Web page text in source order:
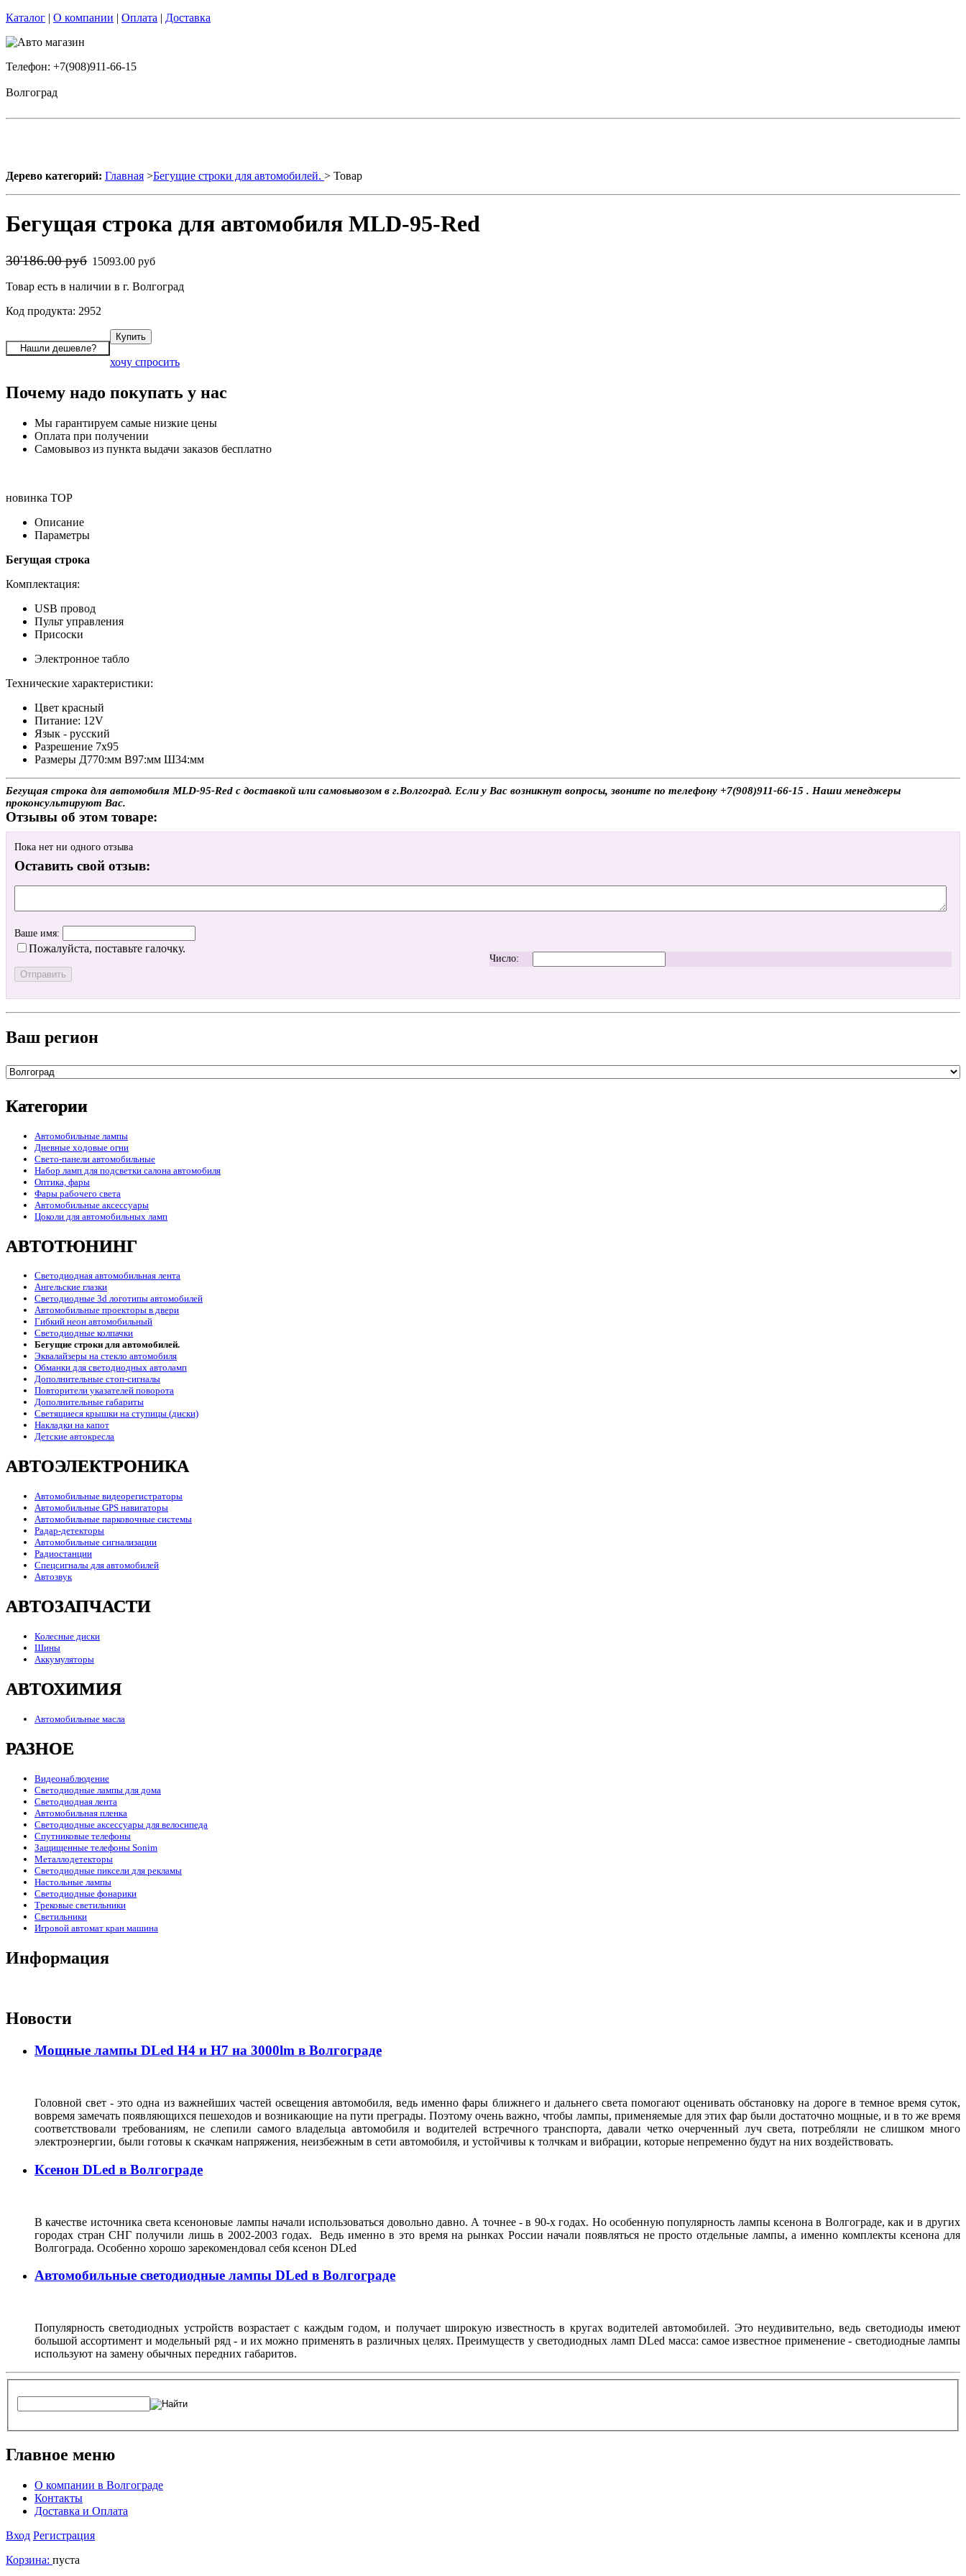
Каталог | О компании | Оплата | Доставка
Телефон: +7(908)911-66-15
Волгоград
Дерево категорий: Главная >Бегущие строки для автомобилей. > Товар
Бегущая строка для автомобиля MLD-95-Red
30'186.00 руб 15093.00 руб
Товар есть в наличии в г. Волгоград
Код продукта: 2952
хочу спросить
Почему надо покупать у нас
Мы гарантируем самые низкие цены
Оплата при получении
Самовывоз из пункта выдачи заказов бесплатно
новинка TOP
Описание
Параметры
Бегущая строка
Комплектация:
USB провод
Пульт управления
Присоски
Электронное табло
Технические характеристики:
Цвет красный
Питание: 12V
Язык - русский
Разрешение 7x95
Размеры Д770:мм В97:мм Ш34:мм
Бегущая строка для автомобиля MLD-95-Red с доставкой или самовывозом в г.Волгоград. Если у Вас возникнут вопросы, звоните по телефону +7(908)911-66-15 . Наши менеджеры
проконсультируют Вас.
Отзывы об этом товаре:
Пока нет ни одного отзыва
Оставить свой отзыв:
Ваше имя:
Пожалуйста, поставьте галочку.
Число:
Ваш регион
Категории
Автомобильные лампы
Дневные ходовые огни
Свето-панели автомобильные
Набор ламп для подсветки салона автомобиля
Оптика, фары
Фары рабочего света
Автомобильные аксессуары
Цоколи для автомобильных ламп
АВТОТЮНИНГ
Светодиодная автомобильная лента
Ангельские глазки
Светодиодные 3d логотипы автомобилей
Автомобильные проекторы в двери
Гибкий неон автомобильный
Светодиодные колпачки
Бегущие строки для автомобилей.
Эквалайзеры на стекло автомобиля
Обманки для светодиодных автоламп
Дополнительные стоп-сигналы
Повторители указателей поворота
Дополнительные габариты
Светящиеся крышки на ступицы (диски)
Накладки на капот
Детские автокресла
АВТОЭЛЕКТРОНИКА
Автомобильные видеорегистраторы
Автомобильные GPS навигаторы
Автомобильные парковочные системы
Радар-детекторы
Автомобильные сигнализации
Радиостанции
Спецсигналы для автомобилей
Автозвук
АВТОЗАПЧАСТИ
Колесные диски
Шины
Аккумуляторы
АВТОХИМИЯ
Автомобильные масла
РАЗНОЕ
Видеонаблюдение
Светодиодные лампы для дома
Светодиодная лента
Автомобильная пленка
Светодиодные аксессуары для велосипеда
Спутниковые телефоны
Защищенные телефоны Sonim
Металлодетекторы
Светодиодные пиксели для рекламы
Настольные лампы
Светодиодные фонарики
Трековые светильники
Светильники
Игровой автомат кран машина
Информация
Новости
Мощные лампы DLed H4 и H7 на 3000lm в Волгограде
Головной свет - это одна из важнейших частей освещения автомобиля, ведь именно фары ближнего и дальнего света помогают оценивать обстановку на дороге в темное время суток,
вовремя замечать появляющихся пешеходов и возникающие на пути преграды. Поэтому очень важно, чтобы лампы, применяемые для этих фар были достаточно мощные, и в то же время
соответствовали требованиям, не слепили самого владельца автомобиля и водителей встречного транспорта, давали четко очерченный луч света, потребляли не слишком много
электроэнергии, были готовы к скачкам напряжения, неизбежным в сети автомобиля, и устойчивы к толчкам и вибрации, которые непременно будут на них воздействовать.
Ксенон DLed в Волгограде
В качестве источника света ксеноновые лампы начали использоваться довольно давно. А точнее - в 90-х годах. Но особенную популярность лампы ксенона в Волгограде, как и в других
городах стран СНГ получили лишь в 2002-2003 годах. Ведь именно в это время на рынках России начали появляться не просто отдельные лампы, а именно комплекты ксенона для
Волгограда. Особенно хорошо зарекомендовал себя ксенон DLed
Автомобильные светодиодные лампы DLed в Волгограде
Популярность светодиодных устройств возрастает с каждым годом, и получает широкую известность в кругах водителей автомобилей. Это неудивительно, ведь светодиоды имеют
большой ассортимент и модельный ряд - и их можно применять в различных целях. Преимуществ у светодиодных ламп DLed масса: самое известное применение - светодиодные лампы
используют на замену обычных передних габаритов.
Главное меню
О компании в Волгограде
Контакты
Доставка и Оплата
Вход Регистрация
Корзина: пуста